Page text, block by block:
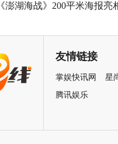
《澎湖海战》200平米海报亮
友情链接
掌娱快讯网
星
腾讯娱乐